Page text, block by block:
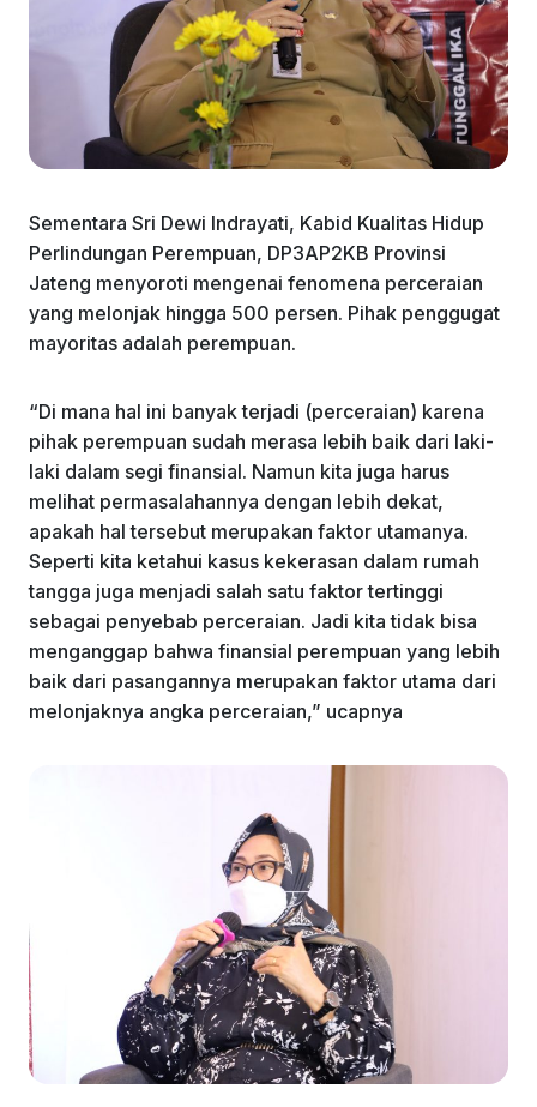
Sementara Sri Dewi Indrayati, Kabid Kualitas Hidup
Perlindungan Perempuan, DP3AP2KB Provinsi
Jateng menyoroti mengenai fenomena perceraian
yang melonjak hingga 500 persen. Pihak penggugat
mayoritas adalah perempuan.
“Di mana hal ini banyak terjadi (perceraian) karena
pihak perempuan sudah merasa lebih baik dari laki-
laki dalam segi finansial. Namun kita juga harus
melihat permasalahannya dengan lebih dekat,
apakah hal tersebut merupakan faktor utamanya.
Seperti kita ketahui kasus kekerasan dalam rumah
tangga juga menjadi salah satu faktor tertinggi
sebagai penyebab perceraian. Jadi kita tidak bisa
menganggap bahwa finansial perempuan yang lebih
baik dari pasangannya merupakan faktor utama dari
melonjaknya angka perceraian,” ucapnya